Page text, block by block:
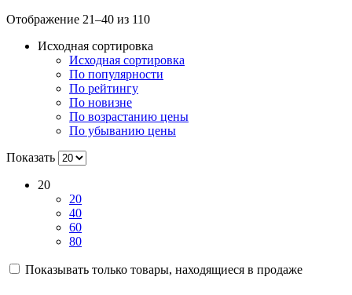
Отображение 21–40 из 110
Исходная сортировка
Исходная сортировка
По популярности
По рейтингу
По новизне
По возрастанию цены
По убыванию цены
Показать
20
20
40
60
80
Показывать только товары, находящиеся в продаже